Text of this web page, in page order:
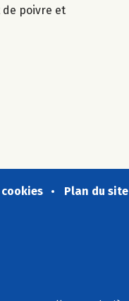
de poivre et
Plan du site